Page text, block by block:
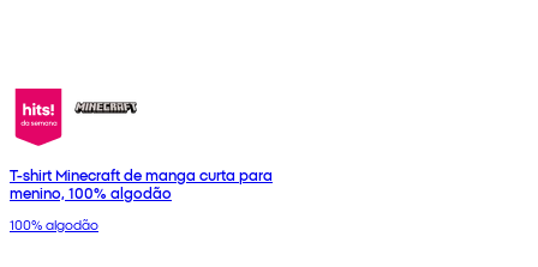
T-shirt Minecraft de manga curta para
menino, 100% algodão
100% algodão